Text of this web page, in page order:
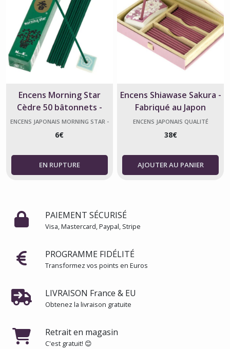
Encens Morning Star
Cèdre 50 bâtonnets -
Fabriqué au Japon
ENCENS JAPONAIS MORNING STAR -
6€
Encens Shiawase Sakura -
Fabriqué au Japon
ENCENS JAPONAIS QUALITÉ
38€
AJOUTER AU PANIER
PAIEMENT SÉCURISÉ
Visa, Mastercard, Paypal, Stripe
PROGRAMME FIDÉLITÉ
Transformez vos points en Euros
LIVRAISON France & EU
Obtenez la livraison gratuite
Retrait en magasin
C'est gratuit! 😊